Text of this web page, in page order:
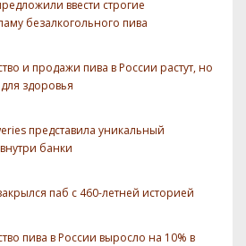
ввести строгие
безалкогольного пива
и продажи пива в России растут, но
здоровья
представила уникальный
банки
паб с 460-летней историей
пива в России выросло на 10% в